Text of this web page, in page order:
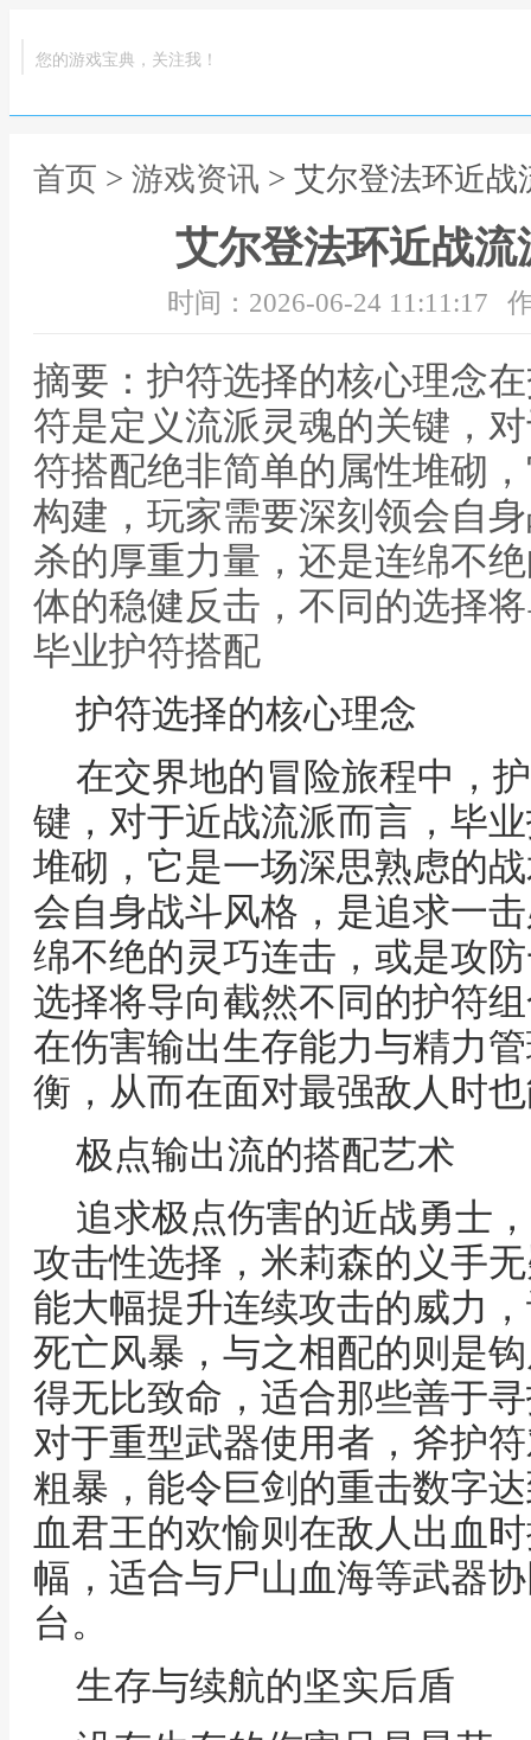
您的游戏宝典，关注我！
首页 > 游戏资讯 > 艾尔登法环近
艾尔登法环近战
时间：2026-06-24 11:11:17
摘要：护符选择的核心理念
符是定义流派灵魂的关键，
符搭配绝非简单的属性堆砌
构建，玩家需要深刻领会自
杀的厚重力量，还是连绵不
体的稳健反击，不同的选择
毕业护符搭配
护符选择的核心理念
在交界地的冒险旅程中，
键，对于近战流派而言，毕
堆砌，它是一场深思熟虑的
会自身战斗风格，是追求一
绵不绝的灵巧连击，或是攻
选择将导向截然不同的护符
在伤害输出生存能力与精力
衡，从而在面对最强敌人时
极点输出流的搭配艺术
追求极点伤害的近战勇士
攻击性选择，米莉森的义手
能大幅提升连续攻击的威力
死亡风暴，与之相配的则是
得无比致命，适合那些善于
对于重型武器使用者，斧护
粗暴，能令巨剑的重击数字
血君王的欢愉则在敌人出血
幅，适合与尸山血海等武器
台。
生存与续航的坚实后盾